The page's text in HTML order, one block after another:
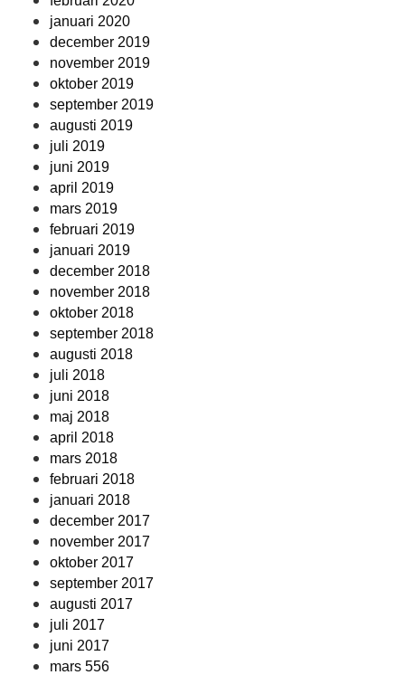
januari 2020
december 2019
november 2019
oktober 2019
september 2019
augusti 2019
juli 2019
juni 2019
april 2019
mars 2019
februari 2019
januari 2019
december 2018
november 2018
oktober 2018
september 2018
augusti 2018
juli 2018
juni 2018
maj 2018
april 2018
mars 2018
februari 2018
januari 2018
december 2017
november 2017
oktober 2017
september 2017
augusti 2017
juli 2017
juni 2017
mars 556